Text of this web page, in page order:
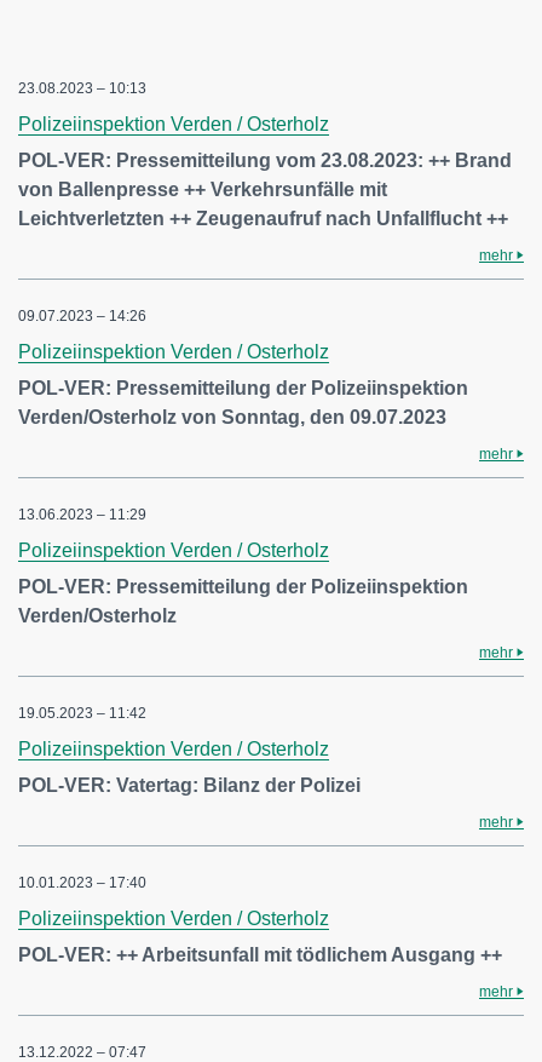
23.08.2023 – 10:13
Polizeiinspektion Verden / Osterholz
POL-VER: Pressemitteilung vom 23.08.2023: ++ Brand
von Ballenpresse ++ Verkehrsunfälle mit
Leichtverletzten ++ Zeugenaufruf nach Unfallflucht ++
mehr
09.07.2023 – 14:26
Polizeiinspektion Verden / Osterholz
POL-VER: Pressemitteilung der Polizeiinspektion
Verden/Osterholz von Sonntag, den 09.07.2023
mehr
13.06.2023 – 11:29
Polizeiinspektion Verden / Osterholz
POL-VER: Pressemitteilung der Polizeiinspektion
Verden/Osterholz
mehr
19.05.2023 – 11:42
Polizeiinspektion Verden / Osterholz
POL-VER: Vatertag: Bilanz der Polizei
mehr
10.01.2023 – 17:40
Polizeiinspektion Verden / Osterholz
POL-VER: ++ Arbeitsunfall mit tödlichem Ausgang ++
mehr
13.12.2022 – 07:47